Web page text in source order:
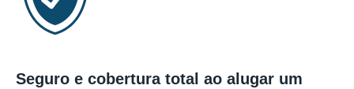
Seguro e cobertura total ao alugar um